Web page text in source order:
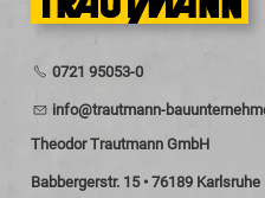
0721 95053-0
nf tr tm nn-b nt rn hm
Theodor Trautmann GmbH
Babbergerstr. 15 • 76189 Karlsruhe